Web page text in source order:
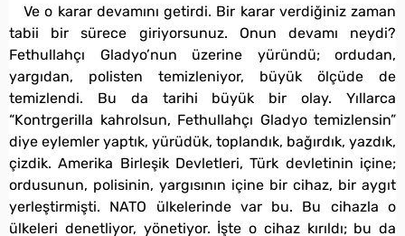
Ve o karar devamını getirdi. Bir karar verdiğiniz zaman
tabii bir sürece giriyorsunuz. Onun devamı neydi?
Fethullahçı Gladyo’nun üzerine yüründü; ordudan,
yargıdan, polisten temizleniyor, büyük ölçüde de
temizlendi. Bu da tarihi büyük bir olay. Yıllarca
“Kontrgerilla kahrolsun, Fethullahçı Gladyo temizlensin”
diye eylemler yaptık, yürüdük, toplandık, bağırdık, yazdık,
çizdik. Amerika Birleşik Devletleri, Türk devletinin içine;
ordusunun, polisinin, yargısının içine bir cihaz, bir aygıt
yerleştirmişti. NATO ülkelerinde var bu. Bu cihazla o
ülkeleri denetliyor, yönetiyor. İşte o cihaz kırıldı; bu da